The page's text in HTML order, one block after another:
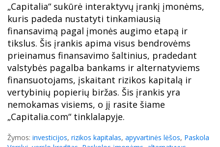
„Capitalia“ sukūrė interaktyvų įrankį įmonėms,
kuris padeda nustatyti tinkamiausią
finansavimą pagal įmonės augimo etapą ir
tikslus. Šis įrankis apima visus bendrovėms
prieinamus finansavimo šaltinius, pradedant
valstybės pagalba bankams ir alternatyviems
finansuotojams, įskaitant rizikos kapitalą ir
vertybinių popierių biržas. Šis įrankis yra
nemokamas visiems, o jį rasite šiame
„Capitalia.com“ tinklalapyje.
Žymos: investicijos, rizikos kapitalas, apyvartinės lėšos, Paskola